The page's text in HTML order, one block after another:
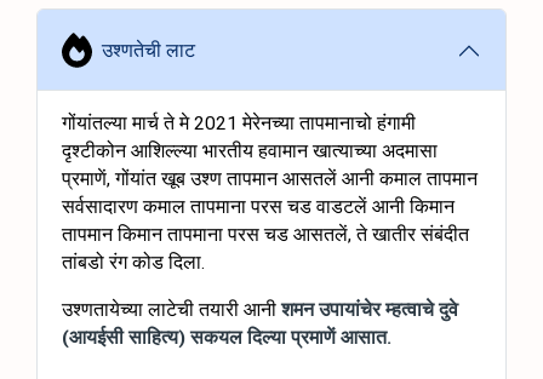
उश्णतेची लाट
गोंयांतल्या मार्च ते मे 2021 मेरेनच्या तापमानाचो हंगामी
दृश्टीकोन आशिल्ल्या भारतीय हवामान खात्याच्या अदमासा
प्रमाणें, गोंयांत खूब उश्ण तापमान आसतलें आनी कमाल तापमान
सर्वसादारण कमाल तापमाना परस चड वाडटलें आनी किमान
तापमान किमान तापमाना परस चड आसतलें, ते खातीर संबंदीत
तांबडो रंग कोड दिला.
उश्णतायेच्या लाटेची तयारी आनीशमन उपायांचेर म्हत्वाचे दुवे
(आयईसी साहित्य) सकयल दिल्या प्रमाणें आसात.